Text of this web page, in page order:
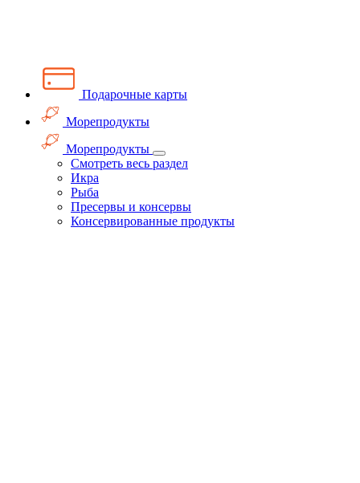
Подарочные карты
Морепродукты
Морепродукты
Смотреть весь раздел
Икра
Рыба
Пресервы и консервы
Консервированные продукты